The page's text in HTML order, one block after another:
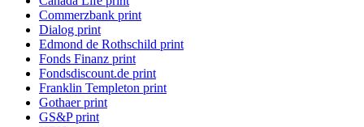
Commerzbank print
Dialog print
Edmond de Rothschild print
Fonds Finanz print
Fondsdiscount.de print
Franklin Templeton print
Gothaer print
GS&P print